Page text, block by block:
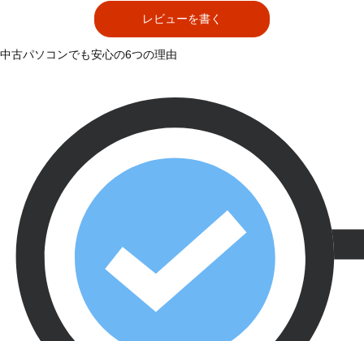
レビューを書く
中古パソコンでも安心の6つの理由